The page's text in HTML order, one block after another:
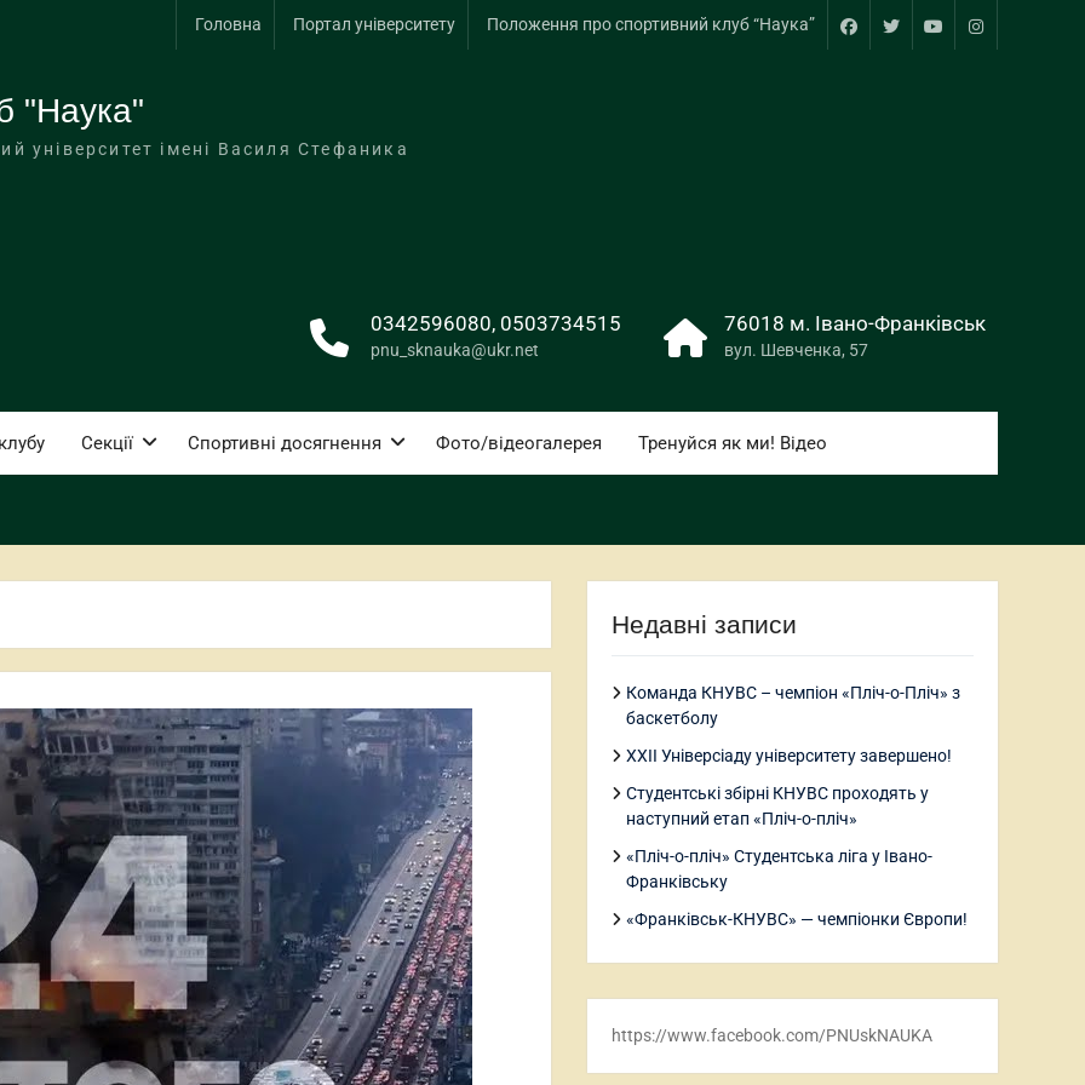
ФейсбукПункт
ютуб інстаграм
Головна Портал університету Положення про спортивний клуб “Наука”
"Наука"
університет імені Василя Стефаника
0342596080, 0503734515
pnu_sknauka@ukr.net
76018 м. Івано-Франківськ
вул. Шевченка, 57
Секції Спортивні досягнення Фото/відеогалерея Тренуйся як ми! Відео
Недавні записи
Команда КНУВС – чемпіон «Пліч-о-Пліч» з
баскетболу
ХХІІ Універсіаду університету завершено!
Студентські збірні КНУВС проходять у
наступний етап «Пліч-о-пліч»
«Пліч-о-пліч» Студентська ліга у Івано-
Франківську
«Франківськ-КНУВС» — чемпіонки Європи!
https://www.facebook.com/PNUskNAUKA